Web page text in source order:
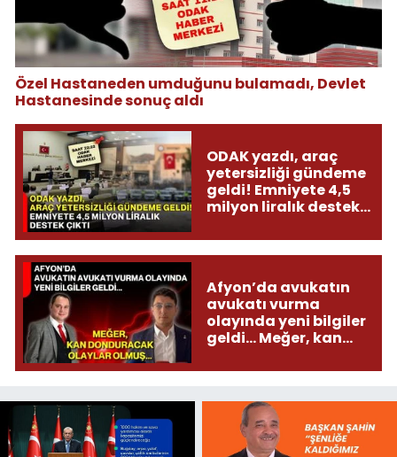
Özel Hastaneden umduğunu bulamadı, Devlet
Hastanesinde sonuç aldı
ODAK yazdı, araç
yetersizliği gündeme
geldi! Emniyete 4,5
milyon liralık destek
Afyon’da avukatın
avukatı vurma
olayında yeni bilgiler
geldi... Meğer, kan
olmuş...